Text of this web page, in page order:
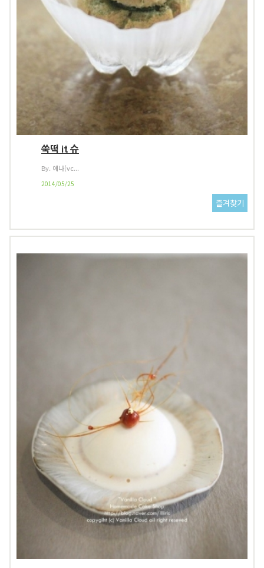
쑥떡 it 슈
By. 예나(vc...
2014/05/25